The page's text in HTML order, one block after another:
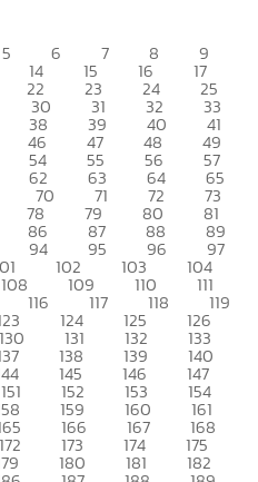
5 6 7 8 9
14 15 16 17
22 23 24 25
30 31 32 33
38 39 40 41
46 47 48 49
54 55 56 57
62 63 64 65
70 71 72 73
78 79 80 81
86 87 88 89
94 95 96 97
102 103 104
108 109 110 111
116 117 118 119
124 125 126
130 131 132 133
138 139 140
145 146 147
151 152 153 154
159 160 161
166 167 168
172 173 174 175
180 181 182